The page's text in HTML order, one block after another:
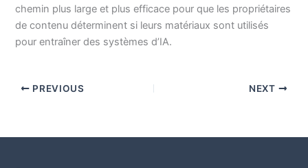
chemin plus large et plus efficace pour que les propriétaires
de contenu déterminent si leurs matériaux sont utilisés
pour entraîner des systèmes d’IA.
PREVIOUS NEXT